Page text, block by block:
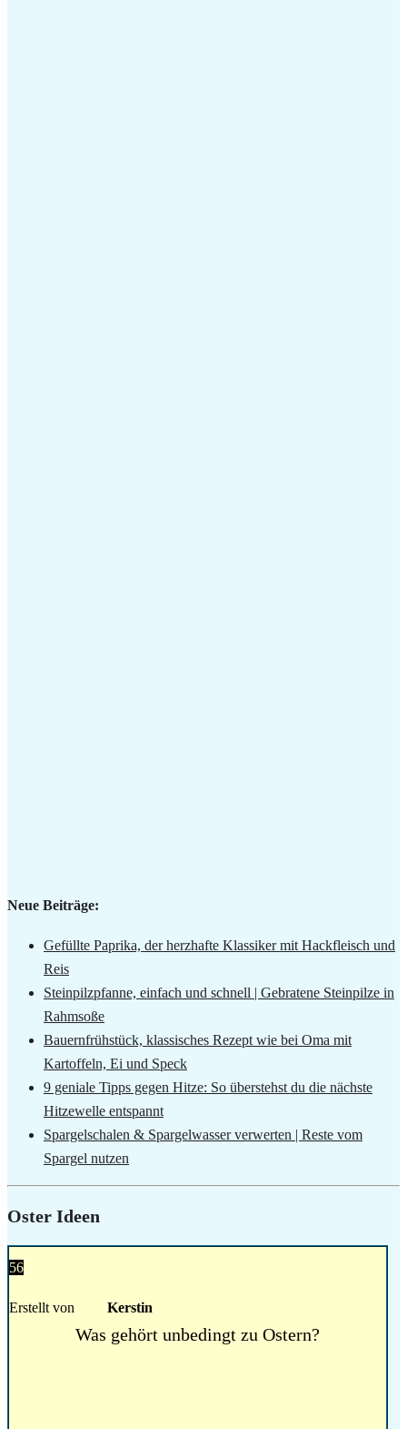
Neue Beiträge:
Gefüllte Paprika, der herzhafte Klassiker mit Hackfleisch und
Reis
Steinpilzpfanne, einfach und schnell | Gebratene Steinpilze in
Rahmsoße
Bauernfrühstück, klassisches Rezept wie bei Oma mit
Kartoffeln, Ei und Speck
9 geniale Tipps gegen Hitze: So überstehst du die nächste
Hitzewelle entspannt
Spargelschalen & Spargelwasser verwerten | Reste vom
Spargel nutzen
Oster Ideen
56
Erstellt von Kerstin
Was gehört unbedingt zu Ostern?